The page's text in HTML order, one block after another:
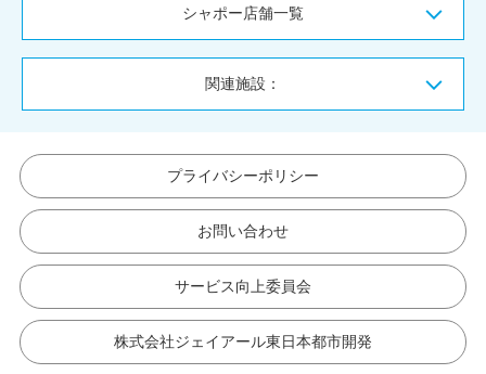
シャポー店舗一覧
関連施設：
プライバシーポリシー
お問い合わせ
サービス向上委員会
株式会社ジェイアール東日本都市開発